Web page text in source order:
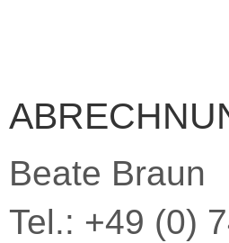
Beate Braun
Tel.: +49 (0)